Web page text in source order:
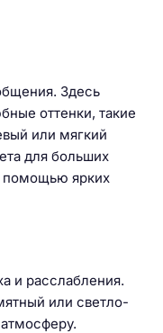
Здесь
оттенки, такие
или мягкий
для больших
помощью ярких
и расслабления.
или светло-